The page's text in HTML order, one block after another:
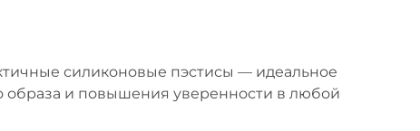
силиконовые пэстисы — идеальное
образа и повышения уверенности в любой